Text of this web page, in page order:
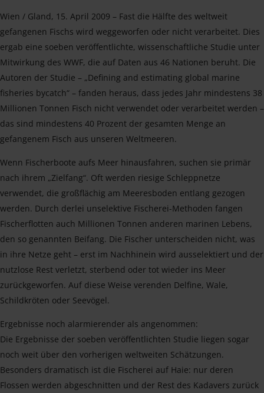
Wien / Gland, 15. April 2009 – Fast die Hälfte des weltweit
gefangenen Fischs wird weggeworfen oder nicht verarbeitet. Dies
ergab eine soeben veröffentlichte, wissenschaftliche Studie unter
Mitwirkung des WWF, die auf Daten aus 46 Nationen beruht. Die
Autoren der Studie – „Defining and estimating global marine
fisheries bycatch“ – fanden heraus, dass jedes Jahr mindestens 38
Millionen Tonnen Fisch nicht verwendet oder verarbeitet werden –
das sind mindestens 40 Prozent der gesamten Menge an
gefangenem Fisch aus unseren Weltmeeren.
Wenn Fischerboote aufs Meer hinausfahren, suchen sie primär
nach ihrem „Zielfang“. Oft werden riesige Schleppnetze
verwendet, die großflächig am Meeresboden entlang gezogen
werden. Durch derlei unselektive Fischerei-Methoden fangen
Fischerflotten auch Millionen Tonnen anderen marinen Lebens,
den so genannten Beifang. Die Fischer unterscheiden nicht, was
in ihre Netze geht – erst im Nachhinein wird ausselektiert und der
nutzlose Rest verletzt, sterbend oder tot wieder ins Meer
zurückgeworfen. Auf diese Weise verenden Delfine, Wale,
Schildkröten oder Seevögel.
Ergebnisse noch alarmierender als angenommen:
Die Ergebnisse der soeben veröffentlichten Studie liegen sogar
noch weit über den vorherigen weltweiten Schätzungen.
Besonders dramatisch ist die Fischerei auf Haie: nur deren
Flossen werden abgeschnitten und der Rest des Kadavers zurück